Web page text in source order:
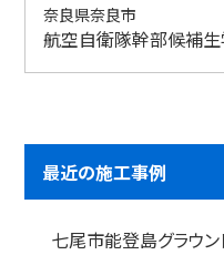
奈良県奈良市
航空自衛隊幹部候補
最近の施工事例
七尾市能登島グラウ